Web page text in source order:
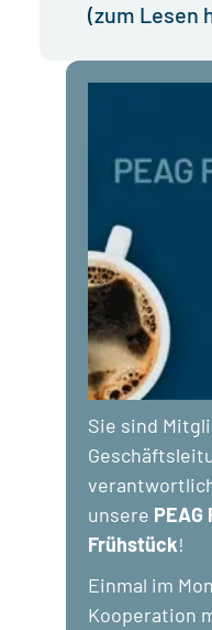
(zum Lesen
Sie sind
unsere
Frühstück!
Einmal im
Kooperation